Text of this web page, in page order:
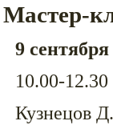
Мастер-
9 сентября
10.00-12.30
Кузнецов